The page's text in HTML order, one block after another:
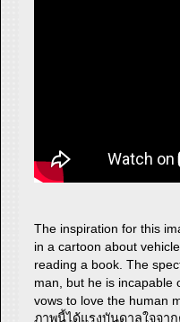
The inspiration for this
in a cartoon about
reading a book. The
man, but he is incapable
vows to love the human
ภาพนี้ได้แรงบันดาลใจจา